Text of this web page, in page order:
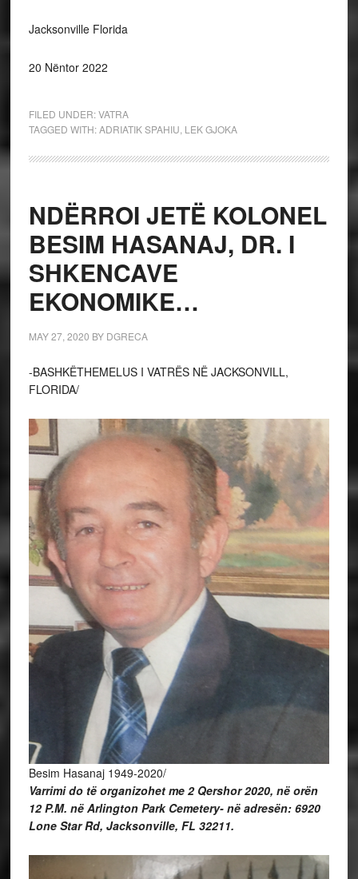
Jacksonville Florida
20 Nëntor 2022
FILED UNDER:VATRA
TAGGED WITH:ADRIATIK SPAHIU, LEK GJOKA
NDËRROI JETË KOLONEL
BESIM HASANAJ, DR. I
SHKENCAVE
EKONOMIKE…
MAY 27, 2020 BY DGRECA
-BASHKËTHEMELUS I VATRËS NË JACKSONVILL,
FLORIDA/
Besim Hasanaj 1949-2020/
Varrimi do të organizohet me 2 Qershor 2020, në orën
12 P.M. në Arlington Park Cemetery- në adresën: 6920
Lone Star Rd, Jacksonville, FL 32211.